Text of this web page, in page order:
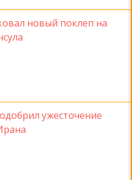
новый поклеп на
ужесточение